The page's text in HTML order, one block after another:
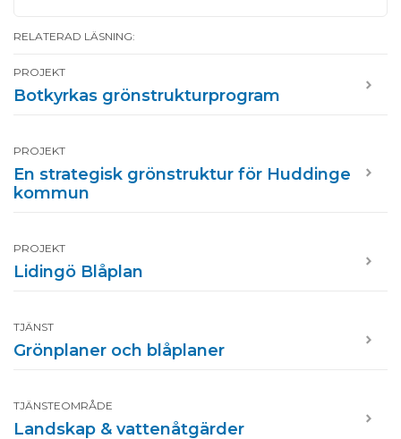
RELATERAD LÄSNING:
PROJEKT
Botkyrkas grönstrukturprogram
PROJEKT
En strategisk grönstruktur för Huddinge
kommun
PROJEKT
Lidingö Blåplan
TJÄNST
Grönplaner och blåplaner
TJÄNSTEOMRÅDE
Landskap & vattenåtgärder